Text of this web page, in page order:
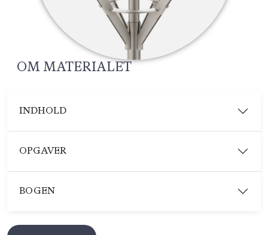
OM MATERIALET
INDHOLD
OPGAVER
BOGEN